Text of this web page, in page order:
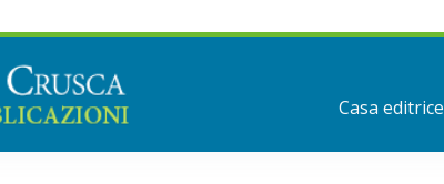
Casa editrice